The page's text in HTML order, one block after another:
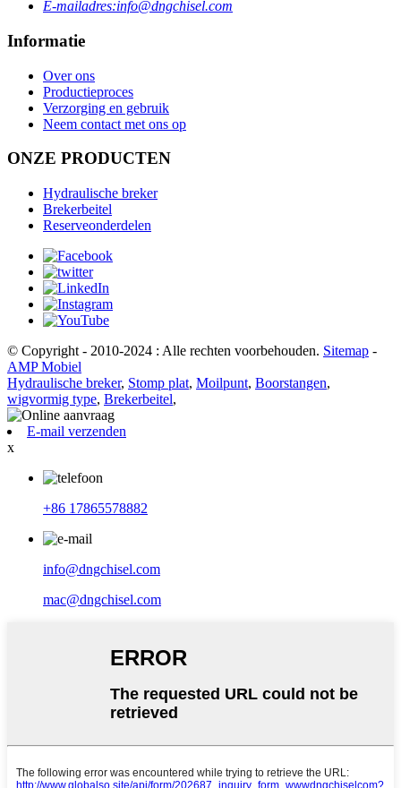
E-mailadres:info@dngchisel.com
Informatie
Over ons
Productieproces
Verzorging en gebruik
Neem contact met ons op
ONZE PRODUCTEN
Hydraulische breker
Brekerbeitel
Reserveonderdelen
© Copyright - 2010-2024 : Alle rechten voorbehouden. Sitemap -
AMP Mobiel
Hydraulische breker, Stomp plat, Moilpunt, Boorstangen,
wigvormig type, Brekerbeitel,
E-mail verzenden
x
+86 17865578882
info@dngchisel.com
mac@dngchisel.com